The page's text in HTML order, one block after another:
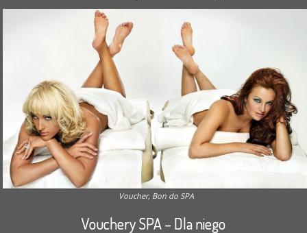
Voucher, Bon do SPA
Vouchery SPA – Dla niego